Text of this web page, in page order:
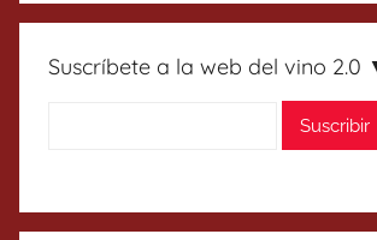
Suscríbete a la web del vino 2.0